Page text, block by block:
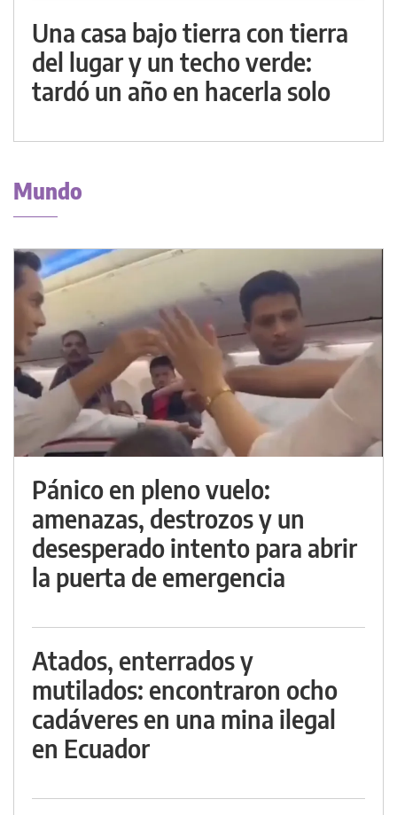
Una casa bajo tierra con tierra
del lugar y un techo verde:
tardó un año en hacerla solo
Mundo
Pánico en pleno vuelo:
amenazas, destrozos y un
desesperado intento para abrir
la puerta de emergencia
Atados, enterrados y
mutilados: encontraron ocho
cadáveres en una mina ilegal
en Ecuador